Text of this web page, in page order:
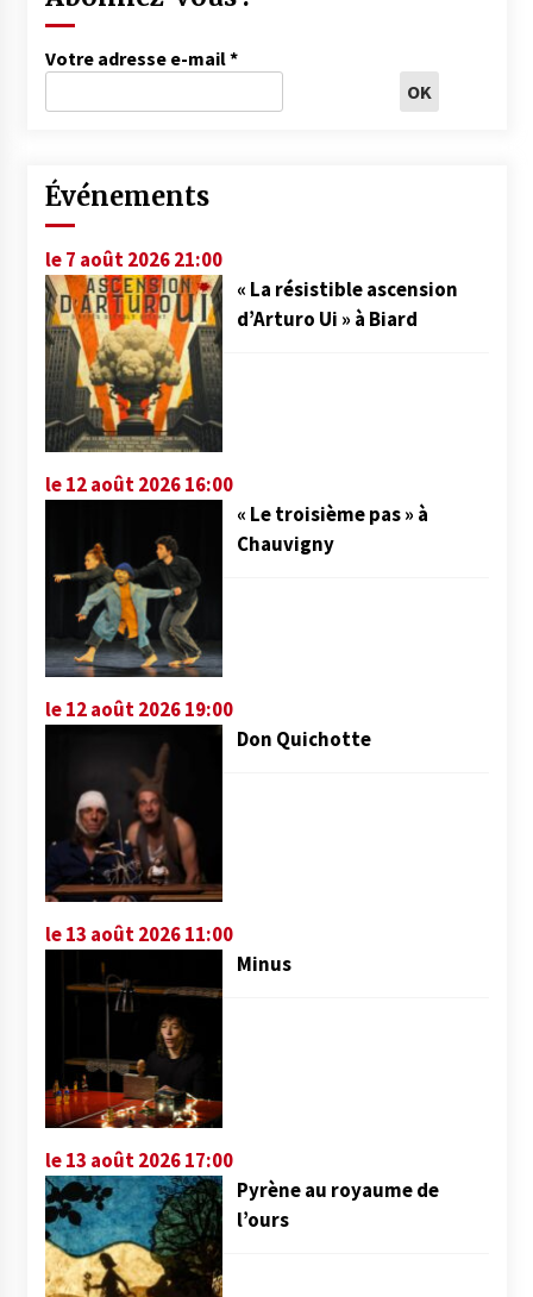
Votre adresse e-mail*
Événements
le 7 août 2026 21:00
« La résistible ascension
d’Arturo Ui » à Biard
le 12 août 2026 16:00
« Le troisième pas » à
Chauvigny
le 12 août 2026 19:00
Don Quichotte
le 13 août 2026 11:00
Minus
le 13 août 2026 17:00
Pyrène au royaume de
l’ours